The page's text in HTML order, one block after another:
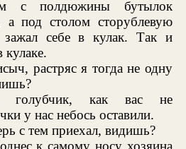
с полдюжины бутылок
а под столом сторублевую
себе в кулак. Так и
кулаке.
растряс я тогда не одну
голубчик, как вас не
у нас небось оставили.
с тем приехал, видишь?
к самому носу хозяина